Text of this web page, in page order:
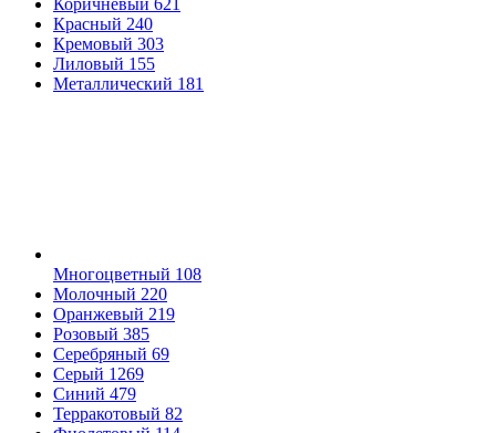
Коричневый 621
Красный 240
Кремовый 303
Лиловый 155
Металлический 181
Многоцветный 108
Молочный 220
Оранжевый 219
Розовый 385
Серебряный 69
Серый 1269
Синий 479
Терракотовый 82